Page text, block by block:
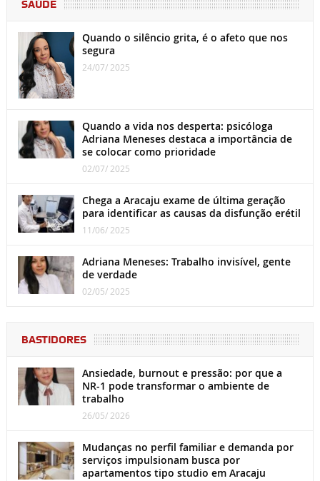
SAÚDE
Quando o silêncio grita, é o afeto que nos
segura
24/07/ 2025
Quando a vida nos desperta: psicóloga
Adriana Meneses destaca a importância de
se colocar como prioridade
02/07/ 2025
Chega a Aracaju exame de última geração
para identificar as causas da disfunção erétil
11/06/ 2025
Adriana Meneses: Trabalho invisível, gente
de verdade
02/05/ 2025
BASTIDORES
Ansiedade, burnout e pressão: por que a
NR-1 pode transformar o ambiente de
trabalho
26/05/ 2026
Mudanças no perfil familiar e demanda por
serviços impulsionam busca por
apartamentos tipo studio em Aracaju